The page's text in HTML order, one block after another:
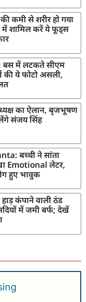
कमी से शरीर हो गया
में शामिल करें ये फूड्स
बस में लटकते सीएम
की ये फोटो असली,
का ऐलान, बृजभूषण
संजय सिंह
बच्ची ने सांता
Emotional लेटर,
हुए भावुक
कंपाने वाली ठंड
में जमी बर्फ; देखें